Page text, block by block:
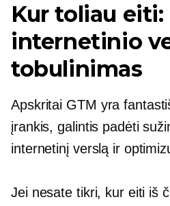
Kur toliau eiti:
internetinio
tobulinimas
Apskritai GTM yra
įrankis, galintis padėti
internetinį verslą ir
Jei nesate tikri, kur eiti iš